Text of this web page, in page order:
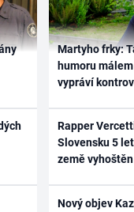
Martyho frky:
humoru
vypráví
Rapper
Slovensku 5
země vyhoštěn
Nový objev